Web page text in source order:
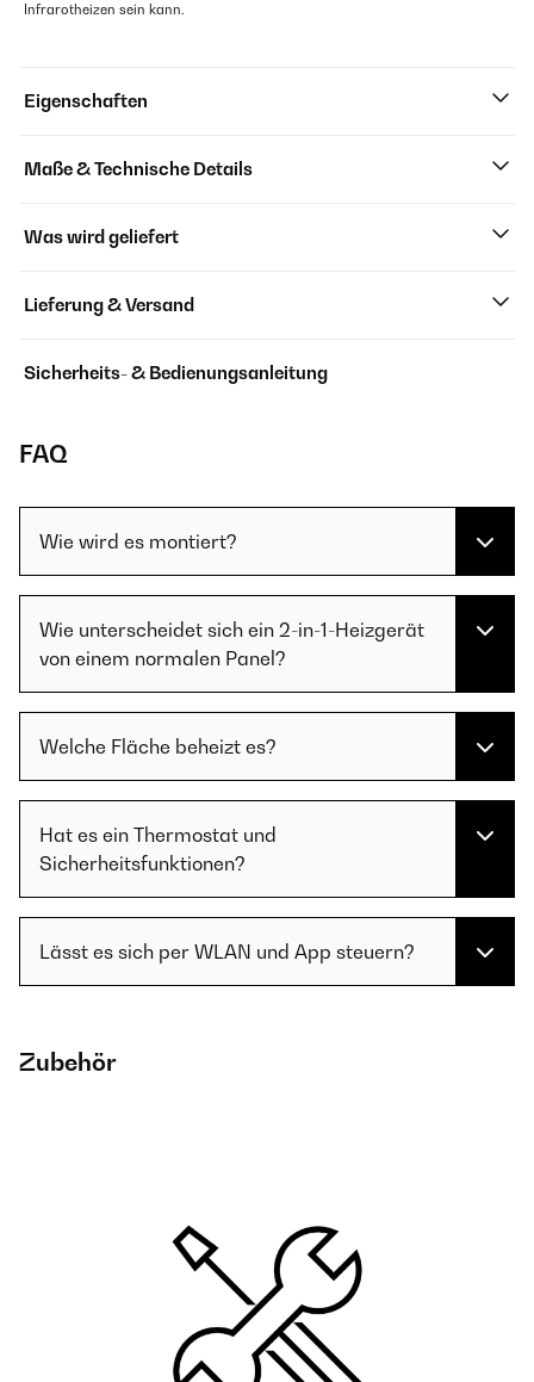
Infrarotheizen sein kann.
Eigenschaften
Maße & Technische Details
Was wird geliefert
Lieferung & Versand
Sicherheits- & Bedienungsanleitung
FAQ
Wie wird es montiert?
Wie unterscheidet sich ein 2-in-1-Heizgerät
von einem normalen Panel?
Welche Fläche beheizt es?
Hat es ein Thermostat und
Sicherheitsfunktionen?
Lässt es sich per WLAN und App steuern?
Zubehör